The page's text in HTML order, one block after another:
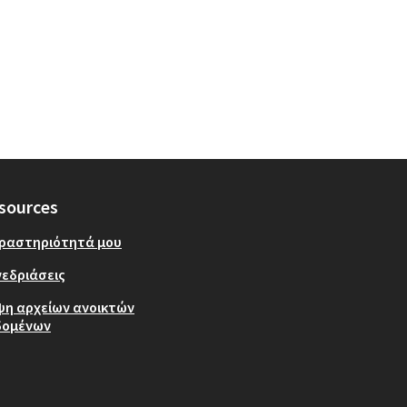
μου
αρχείων ανοικτών